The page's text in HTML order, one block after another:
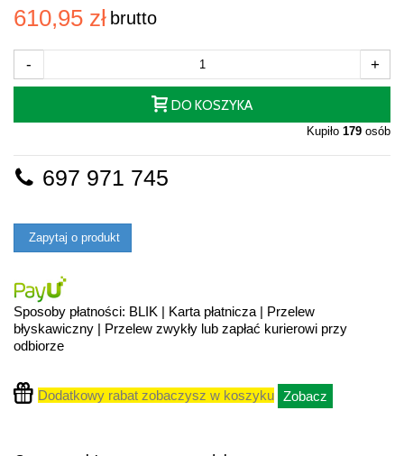
610,95 zł brutto
- +
DO KOSZYKA
Kupiło 179 osób
697 971 745
Zapytaj o produkt
Sposoby płatności: BLIK | Karta płatnicza | Przelew
błyskawiczny | Przelew zwykły lub zapłać kurierowi przy
odbiorze
Dodatkowy rabat zobaczysz w koszyku Zobacz